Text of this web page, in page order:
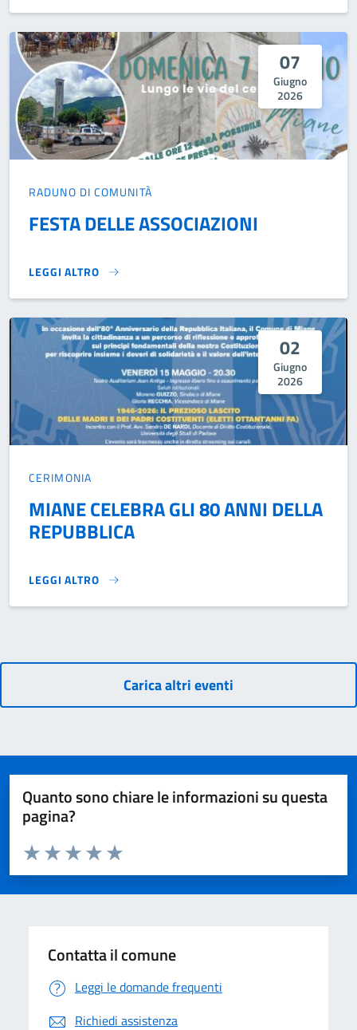
07
Giugno
2026
RADUNO DI COMUNITÀ
FESTA DELLE ASSOCIAZIONI
LEGGI ALTRO
FESTA DELLE ASSOCIAZIONI}
02
Giugno
2026
CERIMONIA
MIANE CELEBRA GLI 80 ANNI DELLA
REPUBBLICA
LEGGI ALTRO
MIANE CELEBRA GLI 80 ANNI DELLA REPUBBLICA}
Carica altri eventi
Quanto sono chiare le informazioni su questa
pagina?
Domanda
Valuta da 1 a 5 stelle la pagina
Valuta 5 stelle su 5
Valuta 4 stelle su 5
Valuta 3 stelle su 5
Valuta 2 stelle su 5
Valuta 1 stelle su 5
Contatta il comune
Leggi le domande frequenti
Richiedi assistenza